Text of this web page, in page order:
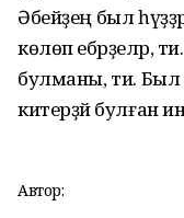
Әбейҙең был
көлөп ебәрҙеләр,
булманы, ти. Был
китерҙәй булған
Автор: